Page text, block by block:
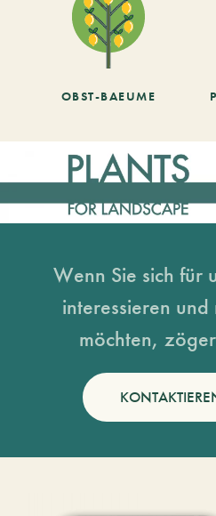
OBST-BAEUME
Wenn Sie sich für
interessieren
möchten,